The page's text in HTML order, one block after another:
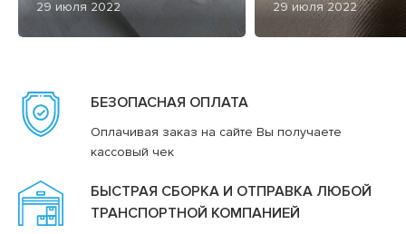
29 июля 2022 29 июля 2022
БЕЗОПАСНАЯ ОПЛАТА
Оплачивая заказ на сайте Вы получаете
кассовый чек
БЫСТРАЯ СБОРКА И ОТПРАВКА ЛЮБОЙ
ТРАНСПОРТНОЙ КОМПАНИЕЙ